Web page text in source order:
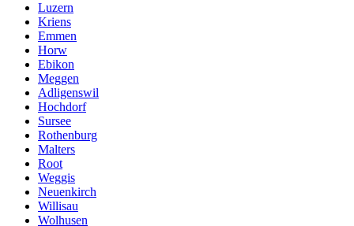
Luzern
Kriens
Emmen
Horw
Ebikon
Meggen
Adligenswil
Hochdorf
Sursee
Rothenburg
Malters
Root
Weggis
Neuenkirch
Willisau
Wolhusen